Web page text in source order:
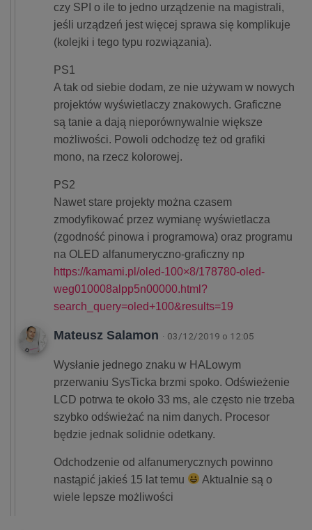
czy SPI o ile to jedno urządzenie na magistrali,
jeśli urządzeń jest więcej sprawa się komplikuje
(kolejki i tego typu rozwiązania).
PS1
A tak od siebie dodam, ze nie używam w nowych
projektów wyświetlaczy znakowych. Graficzne
są tanie a dają nieporównywalnie większe
możliwości. Powoli odchodzę też od grafiki
mono, na rzecz kolorowej.
PS2
Nawet stare projekty można czasem
zmodyfikować przez wymianę wyświetlacza
(zgodność pinowa i programowa) oraz programu
na OLED alfanumeryczno-graficzny np
https://kamami.pl/oled-100×8/178780-oled-
weg010008alpp5n00000.html?
search_query=oled+100&results=19
Mateusz Salamon · 03/12/2019 o 12:05
Wysłanie jednego znaku w HALowym
przerwaniu SysTicka brzmi spoko. Odświeżenie
LCD potrwa te około 33 ms, ale często nie trzeba
szybko odświeżać na nim danych. Procesor
będzie jednak solidnie odetkany.
Odchodzenie od alfanumerycznych powinno
nastąpić jakieś 15 lat temu
Aktualnie są o
wiele lepsze możliwości